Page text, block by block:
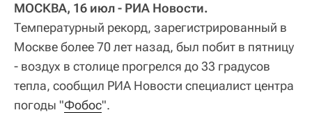
МОСКВА, 16 июл - РИА Новости.
Температурный рекорд, зарегистрированный в
Москве более 70 лет назад, был побит в пятницу
- воздух в столице прогрелся до 33 градусов
тепла, сообщил РИА Новости специалист центра
погоды "Фобос".